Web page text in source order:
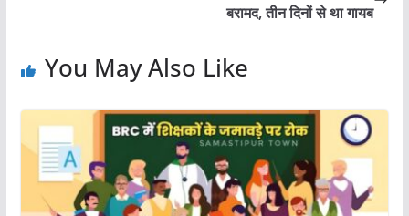
बरामद, तीन दिनों से था गायब
You May Also Like